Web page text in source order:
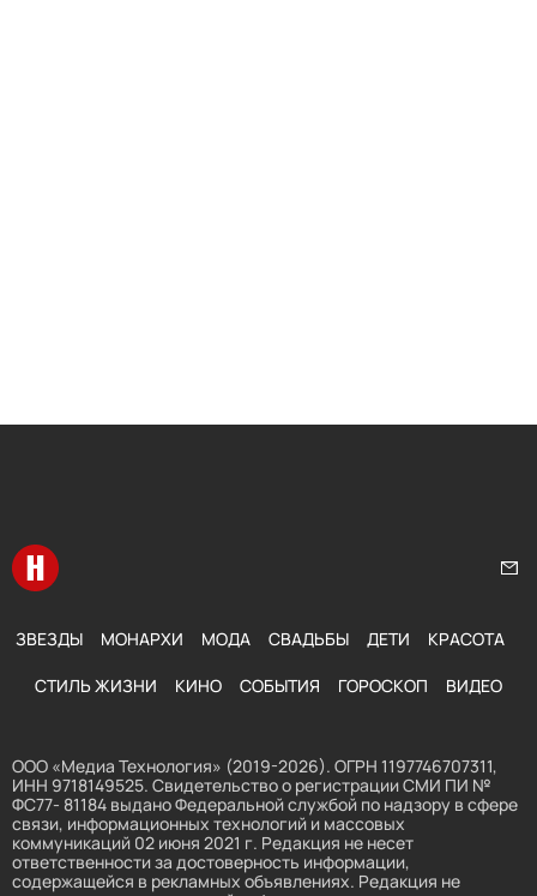
Перейти на главную
ЗВЕЗДЫ МОНАРХИ МОДА СВАДЬБЫ ДЕТИ КРАСОТА
СТИЛЬ ЖИЗНИ КИНО СОБЫТИЯ ГОРОСКОП ВИДЕО
ООО «Медиа Технология» (2019-2026). ОГРН 1197746707311,
ИНН 9718149525. Свидетельство о регистрации СМИ ПИ №
ФС77- 81184 выдано Федеральной службой по надзору в сфере
связи, информационных технологий и массовых
коммуникаций 02 июня 2021 г. Редакция не несет
ответственности за достоверность информации,
содержащейся в рекламных объявлениях. Редакция не